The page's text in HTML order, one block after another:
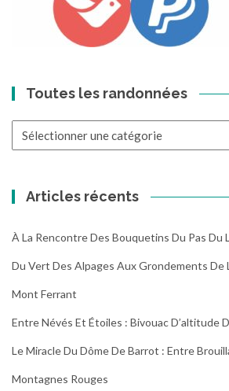
Toutes les randonnées
Articles récents
À La Rencontre Des Bouquetins Du Pas Du
Du Vert Des Alpages Aux Grondements De
Mont Ferrant
Entre Névés Et Étoiles : Bivouac D’altitude
Le Miracle Du Dôme De Barrot : Entre
Montagnes Rouges